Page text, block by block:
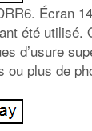
Écran
été utilisé.
d’usure
ou plus de